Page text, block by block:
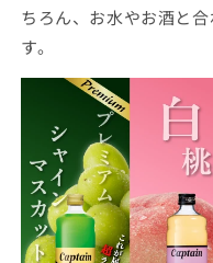
数
を
ら
す
数
を
増
や
ちろん、お水やお酒と
す。